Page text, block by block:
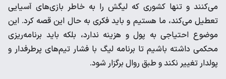
می‌کنند و تنها کشوری که لیگش را به خاطر بازی‌های آسیایی
تعطیل می‌کند، ما هستیم و باید فکری به حال این قصه کرد. این
موضوع احتیاجی به پول و هزینه ندارد، بلکه باید برنامه‌ریزی
محکمی داشته باشیم تا برنامه لیگ با فشار تیم‌های پرطرفدار و
پولدار تغییر نکند و طبق روال برگزار شود.